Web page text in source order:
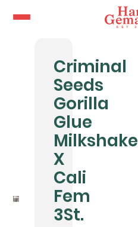
Criminal
Seeds
Gorilla
Glue
Milkshake
X
Cali
Fem
3St.